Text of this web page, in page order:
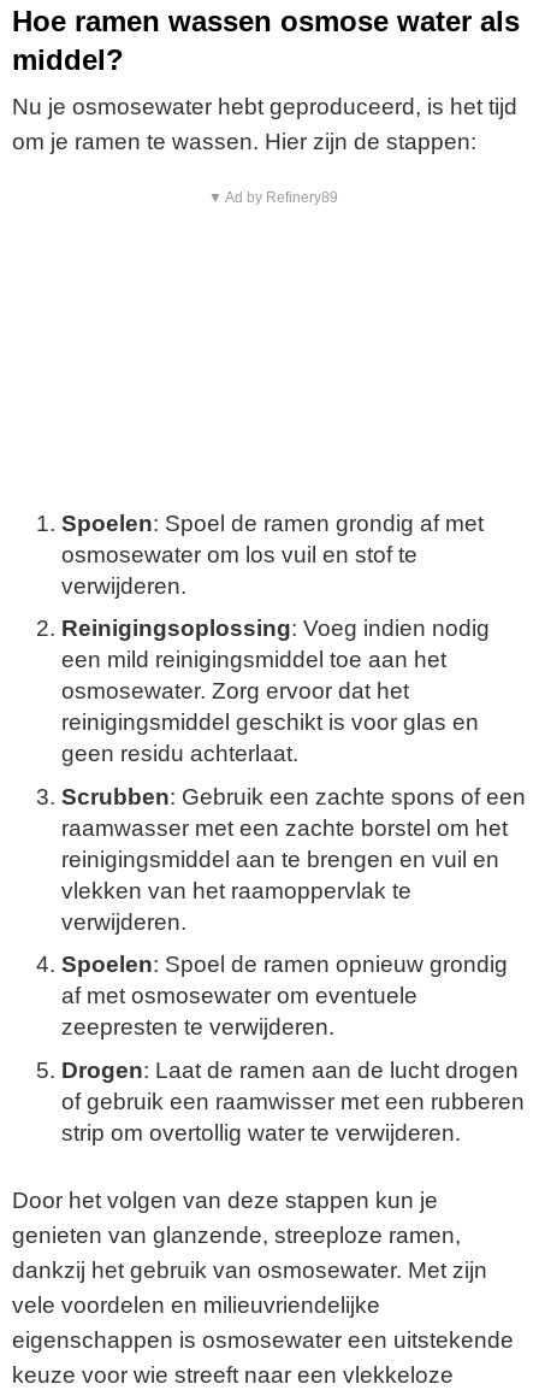
Hoe ramen wassen osmose water als
middel?
Nu je osmosewater hebt geproduceerd, is het tijd
om je ramen te wassen. Hier zijn de stappen:
▼ Ad by Refinery89
Spoelen: Spoel de ramen grondig af met
osmosewater om los vuil en stof te
verwijderen.
Reinigingsoplossing: Voeg indien nodig
een mild reinigingsmiddel toe aan het
osmosewater. Zorg ervoor dat het
reinigingsmiddel geschikt is voor glas en
geen residu achterlaat.
Scrubben: Gebruik een zachte spons of een
raamwasser met een zachte borstel om het
reinigingsmiddel aan te brengen en vuil en
vlekken van het raamoppervlak te
verwijderen.
Spoelen: Spoel de ramen opnieuw grondig
af met osmosewater om eventuele
zeepresten te verwijderen.
Drogen: Laat de ramen aan de lucht drogen
of gebruik een raamwisser met een rubberen
strip om overtollig water te verwijderen.
Door het volgen van deze stappen kun je
genieten van glanzende, streeploze ramen,
dankzij het gebruik van osmosewater. Met zijn
vele voordelen en milieuvriendelijke
eigenschappen is osmosewater een uitstekende
keuze voor wie streeft naar een vlekkeloze